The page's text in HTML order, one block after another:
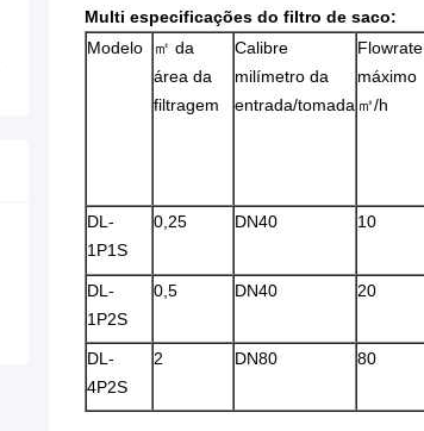
Multi especificações do filtro de saco:
Modelo
㎡ da
área da
filtragem
Calibre
milímetro da
entrada/tomada
Flowrate
máximo
㎥/h
DL-
1P1S
0,25 DN40 10
DL-
1P2S
0,5 DN40 20
DL-
4P2S
2 DN80 80